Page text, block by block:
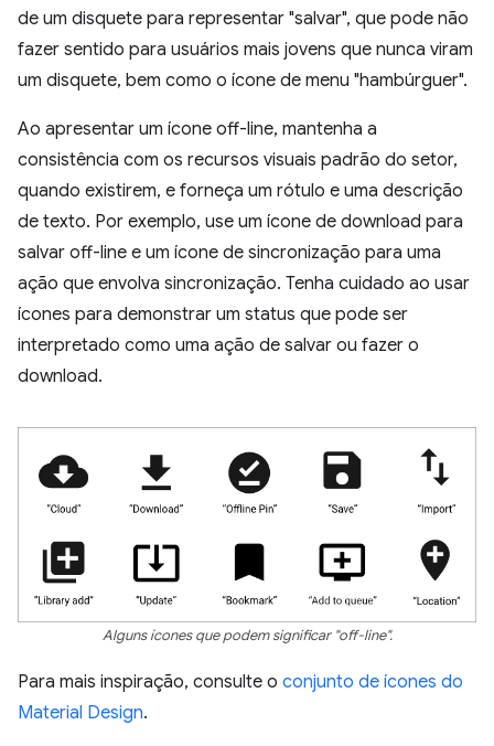
de um disquete para representar "salvar", que pode não
fazer sentido para usuários mais jovens que nunca viram
um disquete, bem como o ícone de menu "hambúrguer".
Ao apresentar um ícone off-line, mantenha a
consistência com os recursos visuais padrão do setor,
quando existirem, e forneça um rótulo e uma descrição
de texto. Por exemplo, use um ícone de download para
salvar off-line e um ícone de sincronização para uma
ação que envolva sincronização. Tenha cuidado ao usar
ícones para demonstrar um status que pode ser
interpretado como uma ação de salvar ou fazer o
download.
Alguns ícones que podem significar "off-line".
Para mais inspiração, consulte o conjunto de ícones do
Material Design.